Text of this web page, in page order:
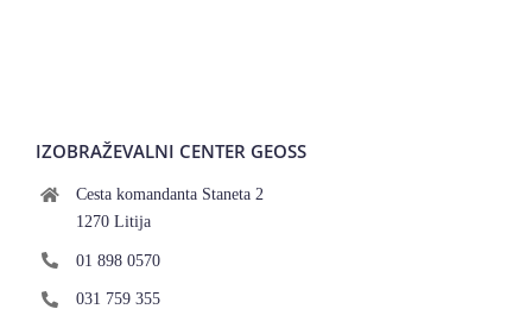
IZOBRAŽEVALNI CENTER GEOSS
Cesta komandanta Staneta 2
1270 Litija
01 898 0570
031 759 355